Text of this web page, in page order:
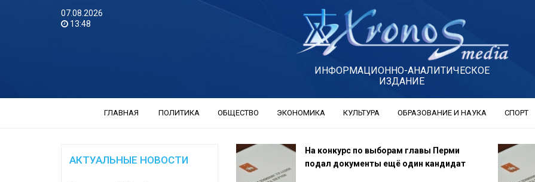
07.08.2026
13:48
ИНФОРМАЦИОННО-АНАЛИТИЧЕСКОЕ
ИЗДАНИЕ
ГЛАВНАЯ ПОЛИТИКА ОБЩЕСТВО ЭКОНОМИКА КУЛЬТУРА ОБРАЗОВАНИЕ И НАУКА СПОРТ
АКТУАЛЬНЫЕ НОВОСТИ
На конкурс по выборам главы Перми
подал документы ещё один кандидат